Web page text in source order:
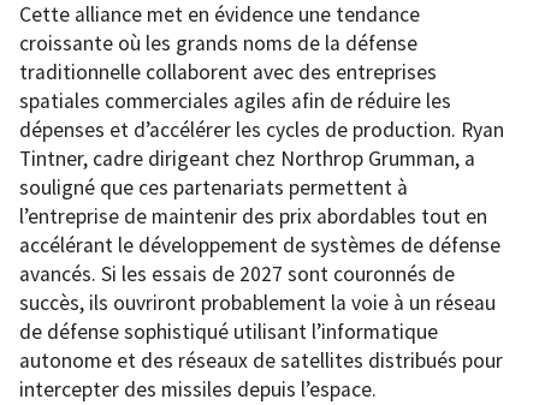
Cette alliance met en évidence une tendance
croissante où les grands noms de la défense
traditionnelle collaborent avec des entreprises
spatiales commerciales agiles afin de réduire les
dépenses et d’accélérer les cycles de production. Ryan
Tintner, cadre dirigeant chez Northrop Grumman, a
souligné que ces partenariats permettent à
l’entreprise de maintenir des prix abordables tout en
accélérant le développement de systèmes de défense
avancés. Si les essais de 2027 sont couronnés de
succès, ils ouvriront probablement la voie à un réseau
de défense sophistiqué utilisant l’informatique
autonome et des réseaux de satellites distribués pour
intercepter des missiles depuis l’espace.